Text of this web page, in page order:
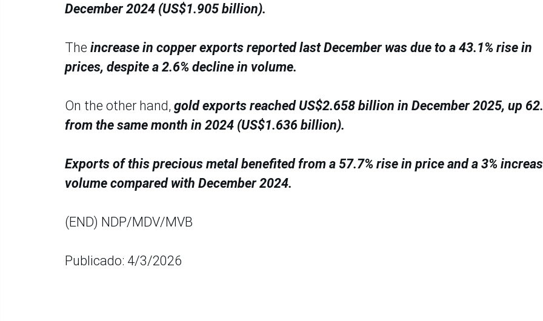
December 2024 (US$1.905 billion).
The increase in copper exports reported last December was due to a 43.1% rise in
prices, despite a 2.6% decline in volume.
On the other hand, gold exports reached US$2.658 billion in December 2025, up
from the same month in 2024 (US$1.636 billion).
Exports of this precious metal benefited from a 57.7% rise in price and a 3%
volume compared with December 2024.
(END) NDP/MDV/MVB
Publicado: 4/3/2026